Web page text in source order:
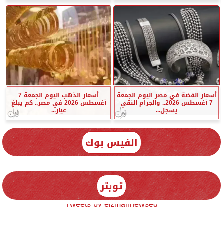
أسعار الفضة في مصر اليوم الجمعة
7 أغسطس 2026.. والجرام النقي
يسجل...
أسعار الذهب اليوم الجمعة 7
أغسطس 2026 في مصر.. كم يبلغ
عيار...
الفيس بوك
تويتر
Tweets by elzmannewseg